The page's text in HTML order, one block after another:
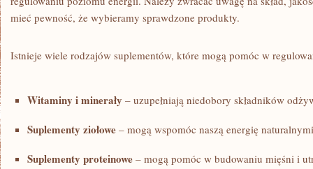
⁣mieć pewność, że wybieramy sprawdzone⁤ produkty.
Istnieje wiele ‍rodzajów suplementów, które mogą ‌pomóc w
Witaminy i minerały – uzupełniają niedobory składników
Suplementy ziołowe – mogą wspomóc naszą energię
Suplementy proteinowe – mogą pomóc w budowaniu mięśni i